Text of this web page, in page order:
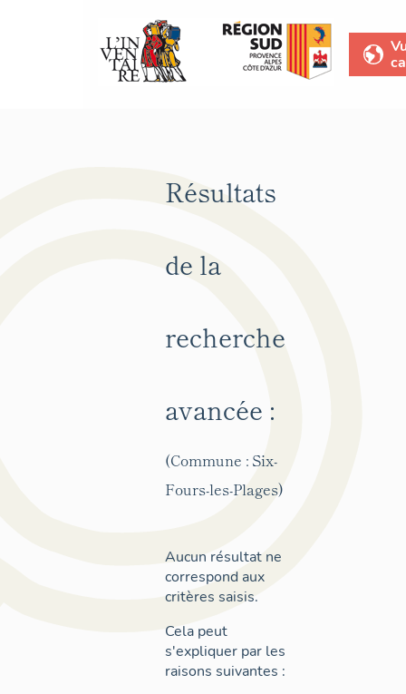
Résultats
de la
recherche
avancée :
(Commune : Six-
Fours-les-Plages)
Aucun résultat ne
correspond aux
critères saisis.
Cela peut
s'expliquer par les
raisons suivantes :